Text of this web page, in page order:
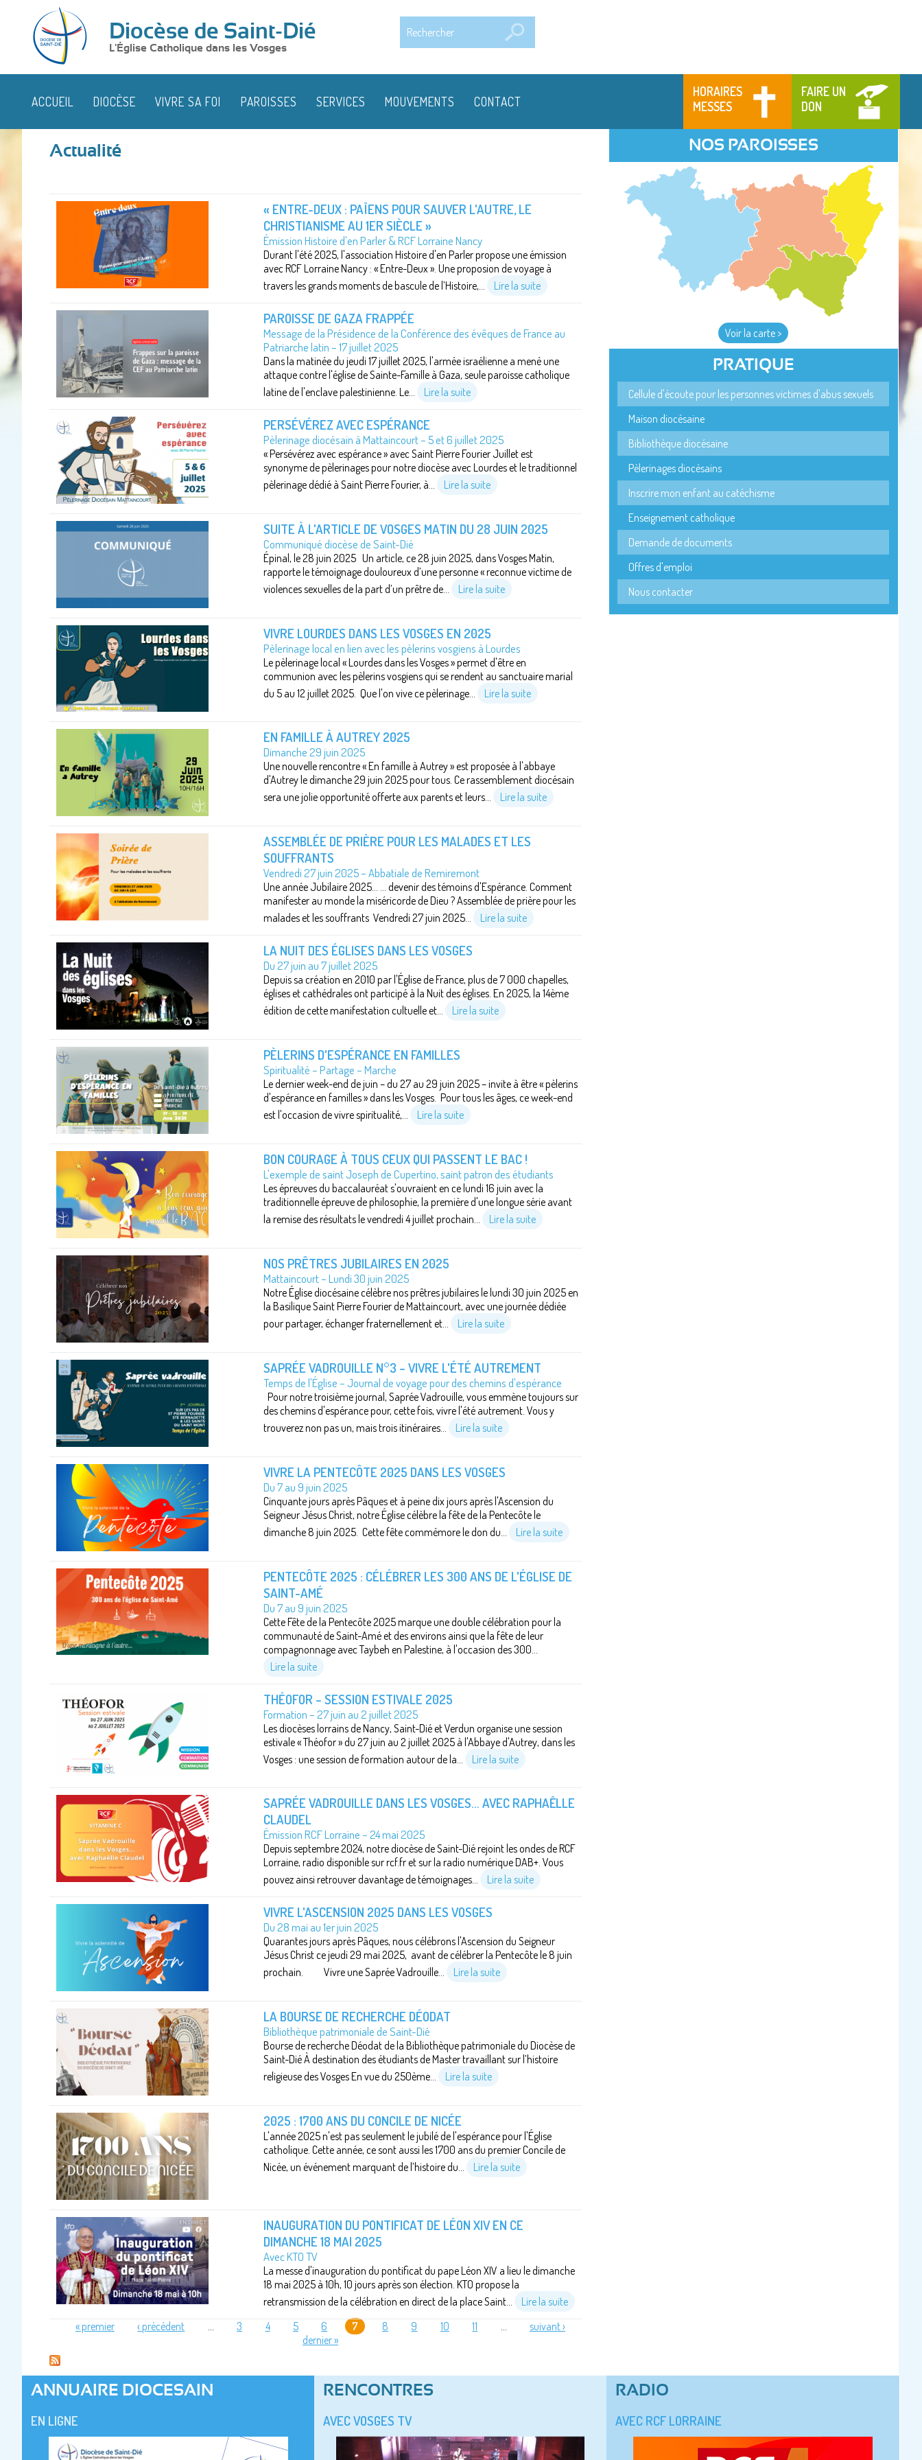
Diocèse de Saint-Dié
L'Église Catholique dans les Vosges
HORAIRES
MESSES
FAIRE UN
DON
ACCUEIL DIOCÈSE VIVRE SA FOI PAROISSES SERVICES MOUVEMENTS CONTACT
Actualité
« ENTRE-DEUX : PAÏENS POUR SAUVER L'AUTRE, LE
CHRISTIANISME AU 1ER SIÈCLE »
Émission Histoire d'en Parler & RCF Lorraine Nancy
Durant l'été 2025, l'association Histoire d'en Parler propose une émission
avec RCF Lorraine Nancy : « Entre-Deux ». Une proposion de voyage à
travers les grands moments de bascule de l’Histoire,...
Lire la suite
PAROISSE DE GAZA FRAPPÉE
Message de la Présidence de la Conférence des évêques de France au
Patriarche latin – 17 juillet 2025
Dans la matinée du jeudi 17 juillet 2025, l'armée israélienne a mené une
attaque contre l'église de Sainte-Famille à Gaza, seule paroisse catholique
latine de l'enclave palestinienne. Le...
Lire la suite
PERSÉVÉREZ AVEC ESPÉRANCE
Pèlerinage diocésain à Mattaincourt – 5 et 6 juillet 2025
« Persévérez avec espérance » avec Saint Pierre Fourier Juillet est
synonyme de pèlerinages pour notre diocèse avec Lourdes et le traditionnel
pèlerinage dédié à Saint Pierre Fourier, à...
Lire la suite
SUITE À L'ARTICLE DE VOSGES MATIN DU 28 JUIN 2025
Communiqué diocèse de Saint-Dié
Épinal, le 28 juin 2025 Un article, ce 28 juin 2025, dans Vosges Matin,
rapporte le témoignage douloureux d’une personne « reconnue victime de
violences sexuelles de la part d’un prêtre de...
Lire la suite
VIVRE LOURDES DANS LES VOSGES EN 2025
Pèlerinage local en lien avec les pèlerins vosgiens à Lourdes
Le pèlerinage local « Lourdes dans les Vosges » permet d'être en
communion avec les pèlerins vosgiens qui se rendent au sanctuaire marial
du 5 au 12 juillet 2025. Que l'on vive ce pèlerinage...
Lire la suite
EN FAMILLE À AUTREY 2025
Dimanche 29 juin 2025
Une nouvelle rencontre « En famille à Autrey » est proposée à l'abbaye
d'Autrey le dimanche 29 juin 2025 pour tous. Ce rassemblement diocésain
sera une jolie opportunité offerte aux parents et leurs...
Lire la suite
ASSEMBLÉE DE PRIÈRE POUR LES MALADES ET LES
SOUFFRANTS
Vendredi 27 juin 2025 – Abbatiale de Remiremont
Une année Jubilaire 2025... ... devenir des témoins d'Espérance. Comment
manifester au monde la miséricorde de Dieu ? Assemblée de prière pour les
malades et les souffrants Vendredi 27 juin 2025...
Lire la suite
LA NUIT DES ÉGLISES DANS LES VOSGES
Du 27 juin au 7 juillet 2025
Depuis sa création en 2010 par l'Église de France, plus de 7 000 chapelles,
églises et cathédrales ont participé à la Nuit des églises. En 2025, la 14ème
édition de cette manifestation cultuelle et...
Lire la suite
PÈLERINS D'ESPÉRANCE EN FAMILLES
Spiritualité – Partage – Marche
Le dernier week-end de juin – du 27 au 29 juin 2025 – invite à être « pèlerins
d'espérance en familles » dans les Vosges. Pour tous les âges, ce week-end
est l'occasion de vivre spiritualité,...
Lire la suite
BON COURAGE À TOUS CEUX QUI PASSENT LE BAC !
L'exemple de saint Joseph de Cupertino, saint patron des étudiants
Les épreuves du baccalauréat s'ouvraient en ce lundi 16 juin avec la
traditionnelle épreuve de philosophie, la première d'une longue série avant
la remise des résultats le vendredi 4 juillet prochain...
Lire la suite
NOS PRÊTRES JUBILAIRES EN 2025
Mattaincourt – Lundi 30 juin 2025
Notre Église diocésaine célèbre nos prêtres jubilaires le lundi 30 juin 2025 en
la Basilique Saint Pierre Fourier de Mattaincourt, avec une journée dédiée
pour partager, échanger fraternellement et...
Lire la suite
SAPRÉE VADROUILLE N°3 – VIVRE L'ÉTÉ AUTREMENT
Temps de l'Église – Journal de voyage pour des chemins d'espérance
Pour notre troisième journal, Saprée Vadrouille, vous emmène toujours sur
des chemins d'espérance pour, cette fois, vivre l'été autrement. Vous y
trouverez non pas un, mais trois itinéraires...
Lire la suite
VIVRE LA PENTECÔTE 2025 DANS LES VOSGES
Du 7 au 9 juin 2025
Cinquante jours après Pâques et à peine dix jours après l'Ascension du
Seigneur Jésus Christ, notre Église célèbre la fête de la Pentecôte le
dimanche 8 juin 2025. Cette fête commémore le don du...
Lire la suite
PENTECÔTE 2025 : CÉLÉBRER LES 300 ANS DE L'ÉGLISE DE
SAINT-AMÉ
Du 7 au 9 juin 2025
Cette Fête de la Pentecôte 2025 marque une double célébration pour la
communauté de Saint-Amé et des environs ainsi que la fête de leur
compagnonnage avec Taybeh en Palestine, à l'occasion des 300...
Lire la suite
THÉOFOR – SESSION ESTIVALE 2025
Formation – 27 juin au 2 juillet 2025
Les diocèses lorrains de Nancy, Saint-Dié et Verdun organise une session
estivale « Théofor » du 27 juin au 2 juillet 2025 à l'Abbaye d'Autrey, dans les
Vosges : une session de formation autour de la...
Lire la suite
SAPRÉE VADROUILLE DANS LES VOSGES... AVEC RAPHAËLLE
CLAUDEL
Émission RCF Lorraine – 24 mai 2025
Depuis septembre 2024, notre diocèse de Saint-Dié rejoint les ondes de RCF
Lorraine, radio disponible sur rcf.fr et sur la radio numérique DAB+. Vous
pouvez ainsi retrouver davantage de témoignages...
Lire la suite
VIVRE L'ASCENSION 2025 DANS LES VOSGES
Du 28 mai au 1er juin 2025
Quarantes jours après Pâques, nous célébrons l'Ascension du Seigneur
Jésus Christ ce jeudi 29 mai 2025, avant de célébrer la Pentecôte le 8 juin
prochain. Vivre une Saprée Vadrouille...
Lire la suite
LA BOURSE DE RECHERCHE DÉODAT
Bibliothèque patrimoniale de Saint-Dié
Bourse de recherche Déodat de la Bibliothèque patrimoniale du Diocèse de
Saint-Dié À destination des étudiants de Master travaillant sur l’histoire
religieuse des Vosges En vue du 250ème...
Lire la suite
2025 : 1700 ANS DU CONCILE DE NICÉE
L'année 2025 n'est pas seulement le jubilé de l'espérance pour l'Église
catholique. Cette année, ce sont aussi les 1700 ans du premier Concile de
Nicée, un événement marquant de l’histoire du...
Lire la suite
INAUGURATION DU PONTIFICAT DE LÉON XIV EN CE
DIMANCHE 18 MAI 2025
Avec KTO TV
La messe d'inauguration du pontificat du pape Léon XIV a lieu le dimanche
18 mai 2025 à 10h, 10 jours après son élection. KTO propose la
retransmission de la célébration en direct de la place Saint...
Lire la suite
« premier ‹ précédent 3 4 5 6 7 8 9 10 11
suivant ›
dernier »
NOS PAROISSES
Voir la carte >
PRATIQUE
Cellule d'écoute pour les personnes victimes d'abus sexuels
Maison diocésaine
Bibliothèque diocésaine
Pèlerinages diocésains
Inscrire mon enfant au catéchisme
Enseignement catholique
Demande de documents
Offres d'emploi
Nous contacter
ANNUAIRE DIOCESAIN
EN LIGNE
RENCONTRES
AVEC VOSGES TV
RADIO
AVEC RCF LORRAINE